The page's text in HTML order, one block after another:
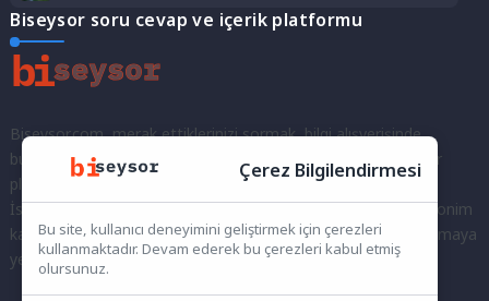
Biseysor soru cevap ve içerik platformu
Biseysor.com, merak ettiklerinizi sormak, bilgi alışverişinde
bulunmak ve fikirlerinizi paylaşmak için bir araya geldiğimiz bir
platformdur.
İster kayıtlı bir kullanıcı olarak topluluğumuza katılın, ister anonim
kalarak sorularınızı yöneltin; burada her türlü soruya ve tartışmaya
yer var. Bilgiyi keşfetmek ve paylaşmak için bize katılın!
Çerez Bilgilendirmesi
Bu site, kullanıcı deneyimini geliştirmek için çerezleri
kullanmaktadır. Devam ederek bu çerezleri kabul etmiş
olursunuz.